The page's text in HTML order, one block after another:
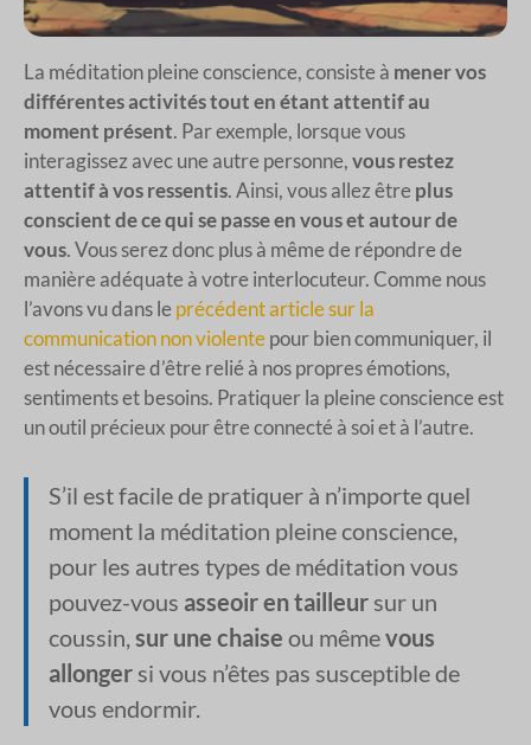
La méditation pleine conscience, consiste à mener vos
différentes activités tout en étant attentif au
moment présent. Par exemple, lorsque vous
interagissez avec une autre personne,vous restez
attentif à vos ressentis. Ainsi, vous allez être plus
conscient de ce qui se passe en vous et autour de
vous. Vous serez donc plus à même de répondre de
manière adéquate à votre interlocuteur. Comme nous
l’avons vu dans le précédent article sur la
communication non violentepour bien communiquer, il
est nécessaire d’être relié à nos propres émotions,
sentiments et besoins. Pratiquer la pleine conscience est
un outil précieux pour être connecté à soi et à l’autre.
S’il est facile de pratiquer à n’importe quel
moment la méditation pleine conscience,
pour les autres types de méditation vous
pouvez-vous asseoir en tailleur sur un
coussin, sur une chaise ou mêmevous
allonger si vous n’êtes pas susceptible de
vous endormir.